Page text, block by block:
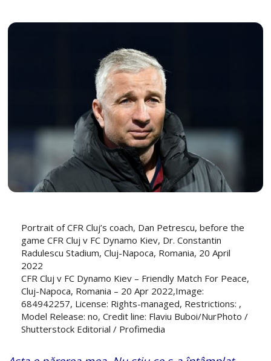
Portrait of CFR Cluj’s coach, Dan Petrescu, before the
game CFR Cluj v FC Dynamo Kiev, Dr. Constantin
Radulescu Stadium, Cluj-Napoca, Romania, 20 April
2022
CFR Cluj v FC Dynamo Kiev – Friendly Match For Peace,
Cluj-Napoca, Romania – 20 Apr 2022,Image:
684942257, License: Rights-managed, Restrictions: ,
Model Release: no, Credit line: Flaviu Buboi/NurPhoto /
Shutterstock Editorial / Profimedia